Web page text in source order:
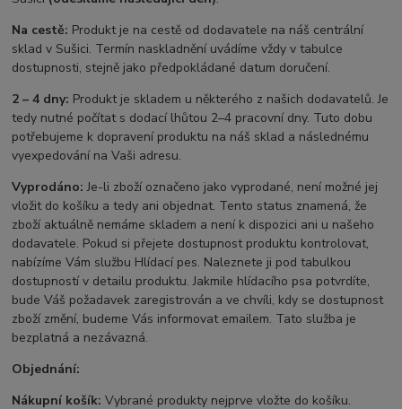
Na cestě: Produkt je na cestě od dodavatele na náš centrální
sklad v Sušici. Termín naskladnění uvádíme vždy v tabulce
dostupnosti, stejně jako předpokládané datum doručení.
2 – 4 dny: Produkt je skladem u některého z našich dodavatelů. Je
tedy nutné počítat s dodací lhůtou 2–4 pracovní dny. Tuto dobu
potřebujeme k dopravení produktu na náš sklad a následnému
vyexpedování na Vaši adresu.
Vyprodáno: Je-li zboží označeno jako vyprodané, není možné jej
vložit do košíku a tedy ani objednat. Tento status znamená, že
zboží aktuálně nemáme skladem a není k dispozici ani u našeho
dodavatele. Pokud si přejete dostupnost produktu kontrolovat,
nabízíme Vám službu Hlídací pes. Naleznete ji pod tabulkou
dostupností v detailu produktu. Jakmile hlídacího psa potvrdíte,
bude Váš požadavek zaregistrován a ve chvíli, kdy se dostupnost
zboží změní, budeme Vás informovat emailem. Tato služba je
bezplatná a nezávazná.
Objednání:
Nákupní košík: Vybrané produkty nejprve vložte do košíku.